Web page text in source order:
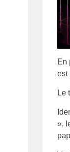
En
est
Le
»,